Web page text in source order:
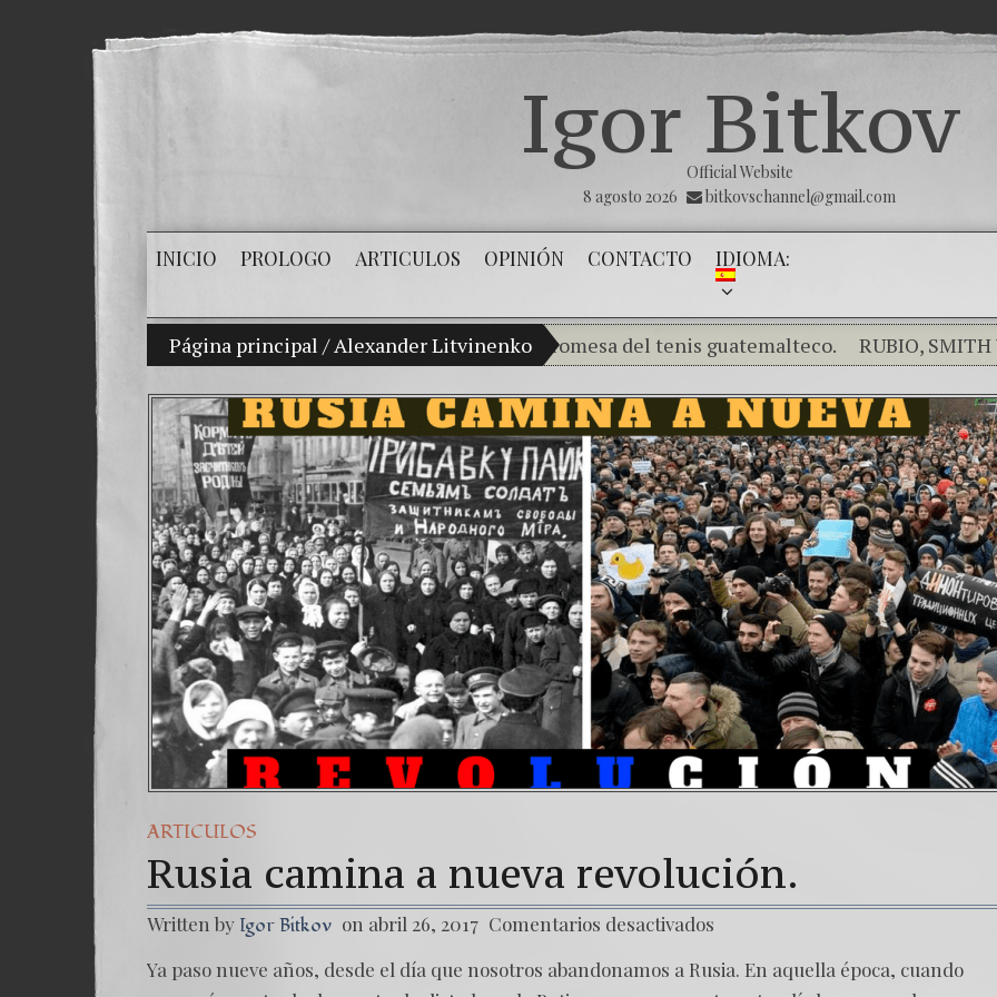
Igor Bitkov
Official Website
8 agosto 2026
bitkovschannel@gmail.com
INICIO PROLOGO ARTICULOS OPINIÓN CONTACTO IDIOMA:
Página principal /Alexander Litvinenko
Mi hijo Vladimir Bitkov, una promesa del tenis guatemalteco.
RUBIO, SMITH Y
THE
¿Cómo el banco mafioso de Putin sigue alterando
El Día de la Victoria
Con esta injusticia todos
Una señal de tiempos peligrosos – Caso Bitkov
7. NUESTRA LUCHA CONTRA DICTADURA MÁS
ARTICULOS
Rusia camina a nueva revolución.
Written by Igor Bitkov on abril 26, 2017 Comentarios desactivados
Ya paso nueve años, desde el día que nosotros abandonamos a Rusia. En aquella época, cuando